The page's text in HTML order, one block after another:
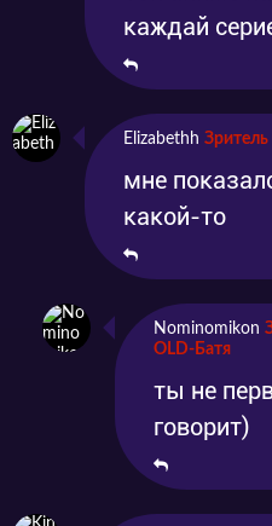
каждай
Elizabethh
мне
какой-то
Nominomikon
OLD-Батя
ты не
говорит)